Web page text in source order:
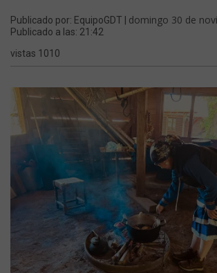
Publicado por: EquipoGDT | domingo 30 de
Publicado a las: 21:42
vistas 1010